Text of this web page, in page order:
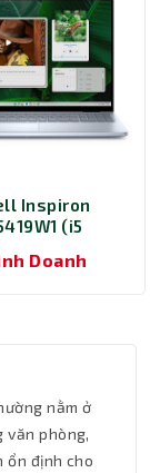
Inspiron
(i5
11/
Doanh
nằm ở
văn phòng,
ổn định cho